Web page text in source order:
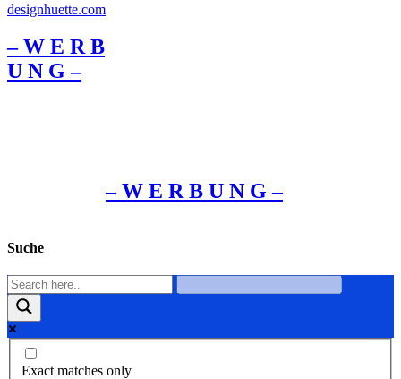
– W Ε R Β
U Ν G –
– W Ε R Β U Ν G –
Suche
Exact matches only